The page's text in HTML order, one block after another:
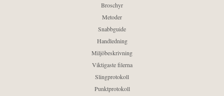
Broschyr
Metoder
Snabbguide
Handledning
Miljöbeskrivning
Viktigaste filerna
Slingprotokoll
Punktprotokoll